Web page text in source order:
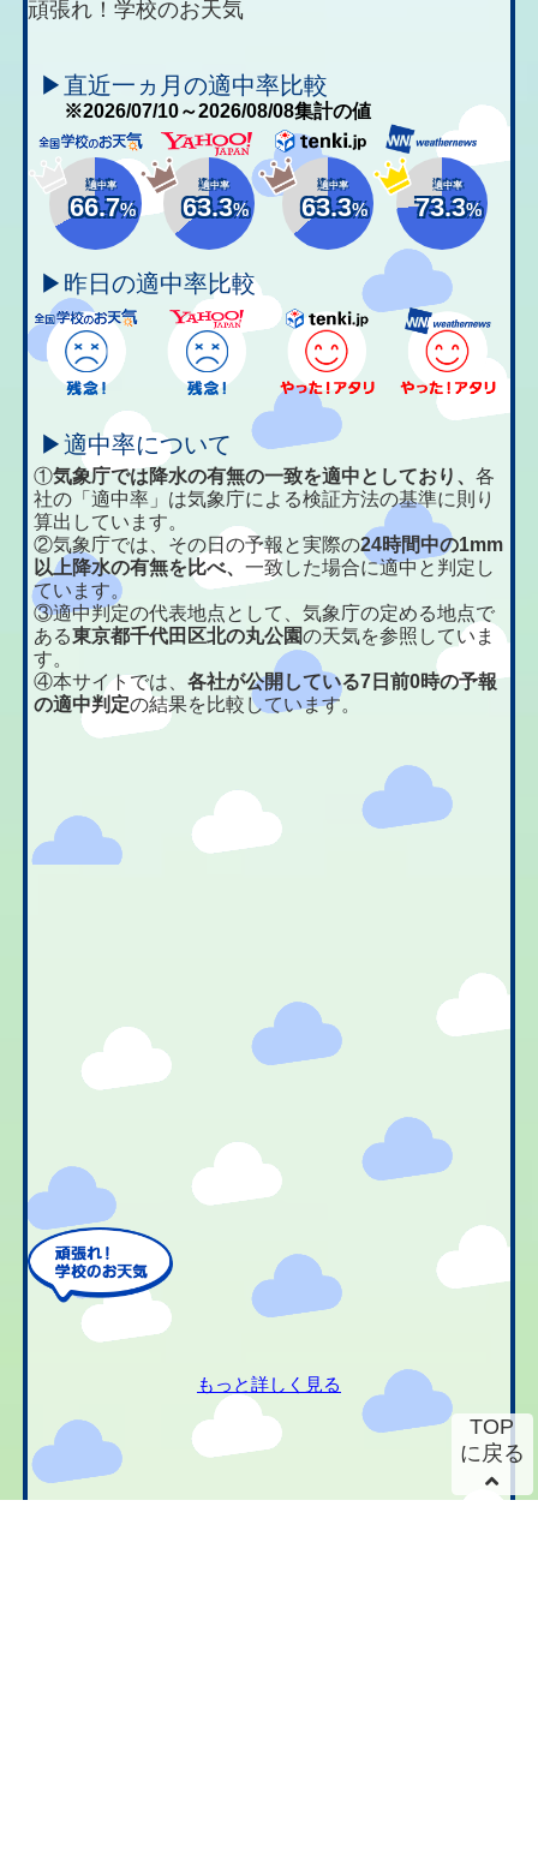
頑張れ！学校のお天気
▶直近一ヵ月の適中率比較
※2026/07/10～2026/08/08集計の値
適中率
66.7%
適中率
63.3%
適中率
63.3%
適中率
73.3%
▶昨日の適中率比較
▶適中率について
①気象庁では降水の有無の一致を適中としており、各
社の「適中率」は気象庁による検証方法の基準に則り
算出しています。
②気象庁では、その日の予報と実際の24時間中の1mm
以上降水の有無を比べ、一致した場合に適中と判定し
ています。
③適中判定の代表地点として、気象庁の定める地点で
ある東京都千代田区北の丸公園の天気を参照していま
す。
④本サイトでは、各社が公開している7日前0時の予報
の適中判定の結果を比較しています。
もっと詳しく見る
TOP
に戻る